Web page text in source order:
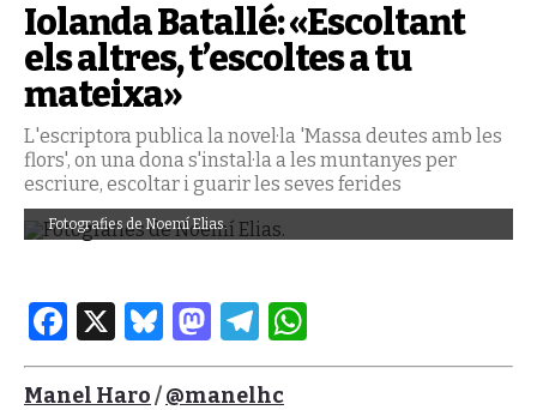
Iolanda Batallé: «Escoltant
els altres, t’escoltes a tu
mateixa»
L'escriptora publica la novel·la 'Massa deutes amb les
flors', on una dona s'instal·la a les muntanyes per
escriure, escoltar i guarir les seves ferides
Fotografies de Noemí Elias.
Facebook
X Bluesky
Mastodon
Telegram
Manel Haro/@manelhc